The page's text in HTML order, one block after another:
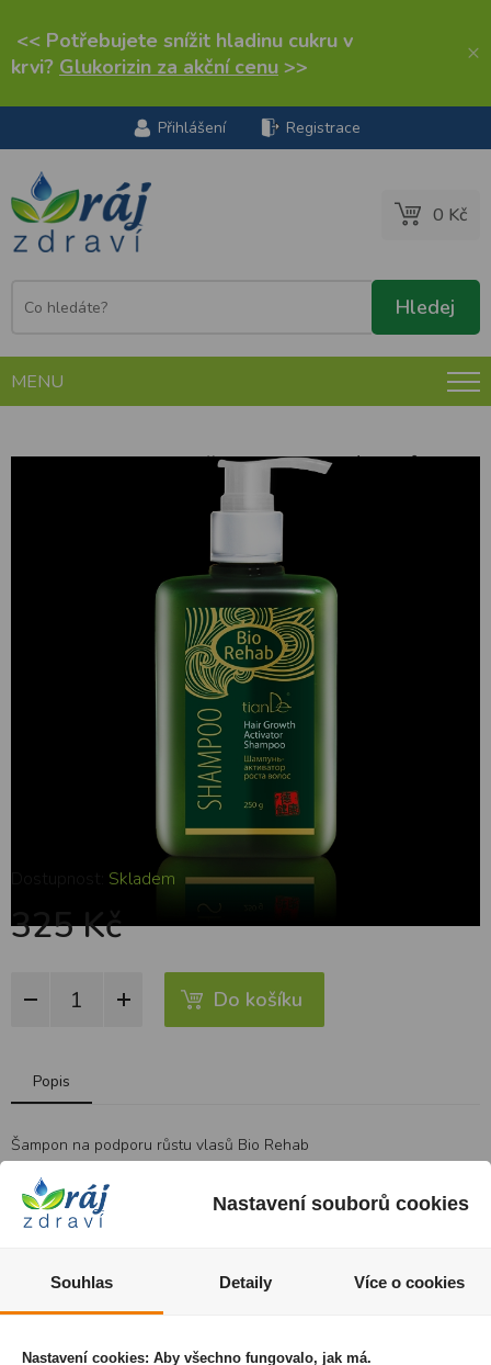
<< Potřebujete snížit hladinu cukru v
krvi? Glukorizin za akční cenu >> ×
Přihlášení Registrace
0 Kč
MENU
tianDe Bio Rehab šampon-aktivátor růstu
Skladem
325 Kč
Do košíku
Popis
Šampon na podporu růstu vlasů Bio Rehab
Síla se skrývá v délce. Jemně čistí pokožku hlavy a vlasy. Zlepšuje
přítok krve do vlasových folikulů a stimuluje růst vlasů, zabraňuje
jejich vypadávání. Podporuje zdraví vlasů a vlasové pokožky.
POUŽITÍ:
Naneste na vlhké vlasy, vmasírujte a opláchněte.
Šampon šetrně myje pokožku hlavy i vlasy. Zlepšuje prokrvení
Nastavení souborů cookies
Souhlas Detaily Více o cookies
Nastavení cookies: Aby všechno fungovalo, jak má.